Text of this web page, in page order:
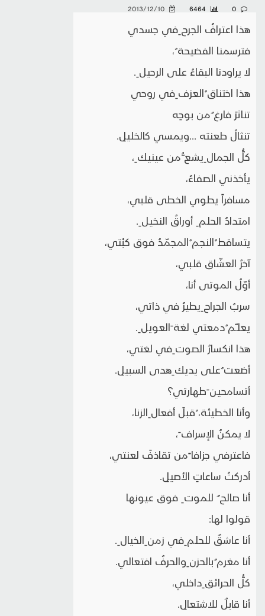
هذا اعترافُ الجرح ِفي جسدي
فترسمنا الفضيحة ُ،
لا يراودنا البقاءُ على الرحيل ِ.
هذا اختناق ُالعزف ِفي روحي
تناثرَ فارغ ٌمن بوحِه
تنثالُ طعنته ...ويمسي كالخليلِ.
كلُّ الجمال ِيشع ُّمن عينيك ِ،
يأخذني الصفاءُ،
مسافراً يطوي الخطى قلبي،
امتدادُ الحلم ِ أوراقُ النخيل ِ.
يتساقط ُالنجم ُالمجمّدُ فوق كبْتي،
آخرُ العشّاق قلبي،
أوّلُ الموتى أنا،
سربُ الجراح ِيطيرُ في ذاتي،
يعلـّم ُدمعتي لغة َالعويل ِ.
هذا انكسارُ الصوت ِفي لغتي،
أضعت ُعلى يديك ِهدى السبيلِ.
أتسامحين َطهارتي؟
وأنا الخطيئة، ُقبلَ أفعال ِالزنا،
لا يمكنُ الإسراف َ،
فاعترفي جزافا ًمن تقاذفَ لعنتي،
أدركتُ ساعاتِ الأصيلِ.
أنا صالح ٌ للموت ِ فوق عيونها
قولوا لها:
أنا عاشقٌ للحلم ِفي زمن ِالخيال ِ.
أنا مغرم ٌبالحزن ِوالحرفُ افتعالي.
كلُّ الحرائق ِداخلي،
أنا قابلٌ للاشتعالِ.